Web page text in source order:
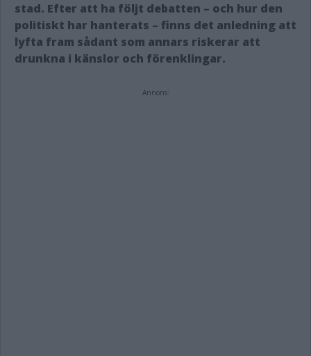
stad. Efter att ha följt debatten – och hur den
politiskt har hanterats – finns det anledning att
lyfta fram sådant som annars riskerar att
drunkna i känslor och förenklingar.
Annons: